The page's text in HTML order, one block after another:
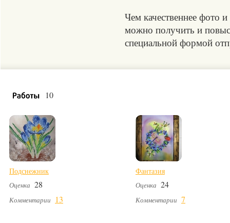
Чем качественнее фото
можно получить и
специальной формой
10
Подснежник
Оценка 28
Комментарии 13
Фантазия
Оценка 24
Комментарии 7